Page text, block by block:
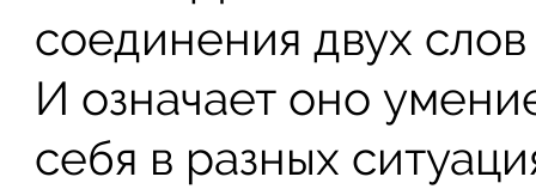
соединения двух
И означает оно
себя в разных